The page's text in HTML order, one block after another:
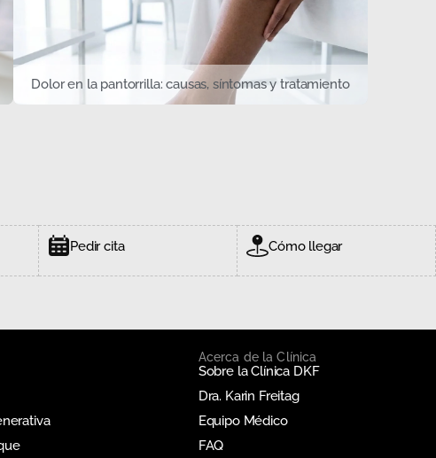
Dolor en la pantorrilla: causas, síntomas y tratamiento
Pedir cita Cómo llegar
Acerca de la Clínica
Sobre la Clínica DKF
Dra. Karin Freitag
Equipo Médico
FAQ